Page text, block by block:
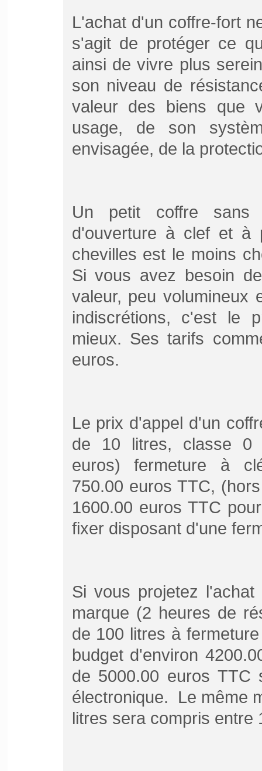
L'achat d'un coffre-fort
s'agit de protéger ce
ainsi de vivre plus
son niveau de
valeur des biens que
usage, de son
envisagée, de la
Un petit coffre sans
d'ouverture à clef et à
chevilles est le moins
Si vous avez besoin
valeur, peu volumineux
indiscrétions, c'est le
mieux. Ses tarifs
euros.
Le prix d'appel d'un
de 10 litres, classe 0
euros) fermeture à
750.00 euros TTC,
1600.00 euros TTC
fixer disposant d'une
Si vous projetez
marque (2 heures de
de 100 litres à
budget d'environ
de 5000.00 euros
électronique. Le même
litres sera compris entre